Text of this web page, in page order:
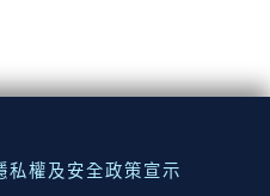
私權及安全政策宣示